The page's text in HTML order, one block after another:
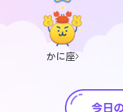
かに座